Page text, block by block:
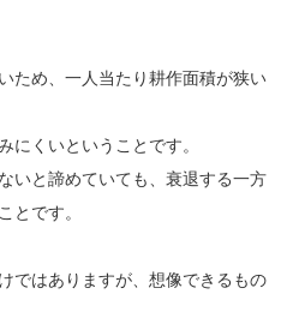
ため、一人当たり耕作面積が狭い
にくいということです。
いと諦めていても、衰退する一方
とです。
ではありますが、想像できるもの